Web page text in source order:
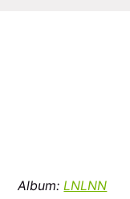
Album:LNLNN